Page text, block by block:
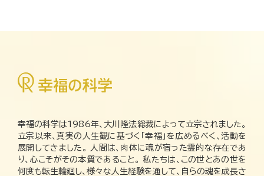
幸福の科学は1986年、大川隆法総裁によって立宗されました。
立宗以来、真実の人生観に基づく「幸福」を広めるべく、活動を
展開してきました。 人間は、肉体に魂が宿った霊的な存在であ
り、心こそがその本質であること。 私たちは、この世とあの世を
何度も転生輪廻し、様々な人生経験を通して、自らの魂を成長さ